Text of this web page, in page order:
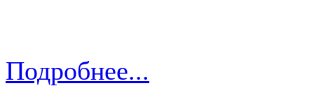
Подробнее...